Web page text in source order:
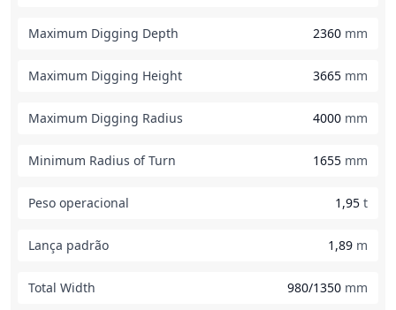
Maximum Digging Depth 2360 mm
Maximum Digging Height 3665 mm
Maximum Digging Radius 4000 mm
Minimum Radius of Turn 1655 mm
Peso operacional 1,95 t
Lança padrão 1,89 m
Total Width 980/1350 mm